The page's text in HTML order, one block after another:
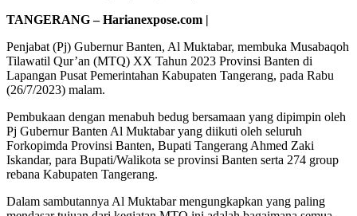
TANGERANG – Harianexpose.com |
Penjabat (Pj) Gubernur Banten, Al Muktabar, membuka Musabaqoh
Tilawatil Qur’an (MTQ) XX Tahun 2023 Provinsi Banten di
Lapangan Pusat Pemerintahan Kabupaten Tangerang, pada Rabu
(26/7/2023) malam.
Pembukaan dengan menabuh bedug bersamaan yang dipimpin oleh
Pj Gubernur Banten Al Muktabar yang diikuti oleh seluruh
Forkopimda Provinsi Banten, Bupati Tangerang Ahmed Zaki
Iskandar, para Bupati/Walikota se provinsi Banten serta 274 group
rebana Kabupaten Tangerang.
Dalam sambutannya Al Muktabar mengungkapkan yang paling